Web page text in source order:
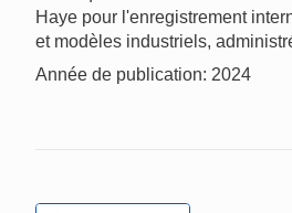
Haye pour l'enregistrement
et modèles industriels,
Année de publication: 2024